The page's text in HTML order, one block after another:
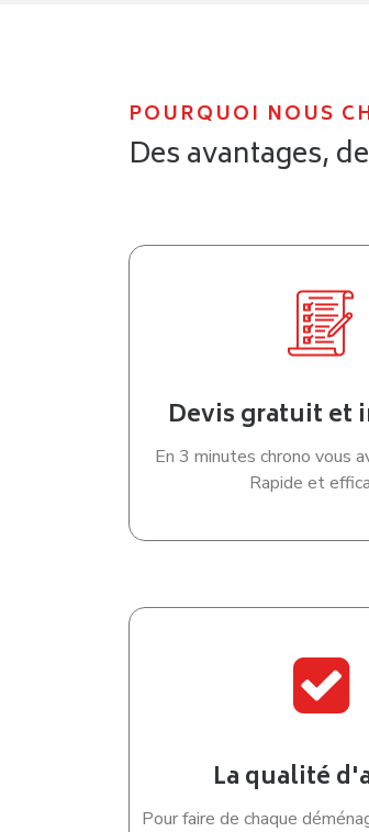
POURQUOI NOUS
Des avantages,
Devis gratuit et
En 3 minutes chrono vous
Rapide et
La qualité
Pour faire de chaque